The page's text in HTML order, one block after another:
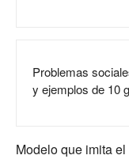
Problemas
y ejemplos de 10
Modelo que imita